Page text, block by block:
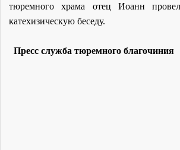
тюремного храма отец Иоанн
катехизическую беседу.
Пресс служба тюремного благочиния